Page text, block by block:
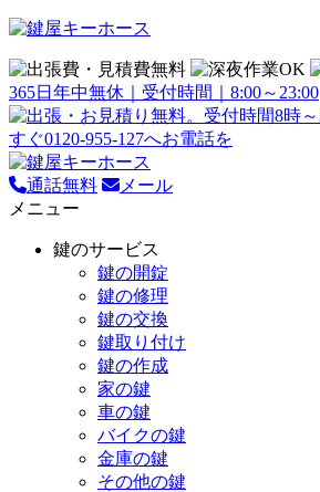
365日年中無休｜受付時間｜8:00～23:00
通話無料
メール
メニュー
鍵のサービス
鍵の開錠
鍵の修理
鍵の交換
鍵取り付け
鍵の作成
家の鍵
車の鍵
バイクの鍵
金庫の鍵
その他の鍵